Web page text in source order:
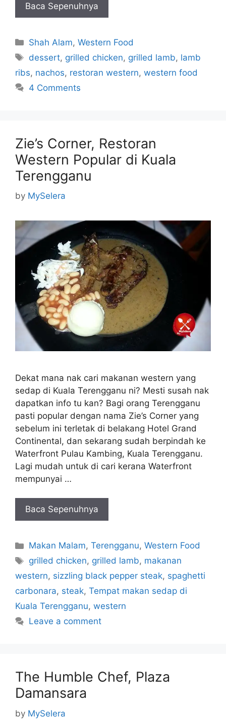
Baca Sepenuhnya
Categories
Shah Alam,Western Food
Tags
dessert, grilled chicken, grilled lamb, lamb
ribs, nachos, restoran western, western food
4 Comments
Zie’s Corner, Restoran
Western Popular di Kuala
Terengganu
by MySelera
Dekat mana nak cari makanan western yang
sedap di Kuala Terengganu ni? Mesti susah nak
dapatkan info tu kan? Bagi orang Terengganu
pasti popular dengan nama Zie’s Corner yang
sebelum ini terletak di belakang Hotel Grand
Continental, dan sekarang sudah berpindah ke
Waterfront Pulau Kambing, Kuala Terengganu.
Lagi mudah untuk di cari kerana Waterfront
mempunyai …
Baca Sepenuhnya
Categories
Makan Malam,Terengganu,Western Food
Tags
grilled chicken, grilled lamb, makanan
western, sizzling black pepper steak, spaghetti
carbonara, steak, Tempat makan sedap di
Kuala Terengganu, western
Leave a comment
The Humble Chef, Plaza
Damansara
by MySelera